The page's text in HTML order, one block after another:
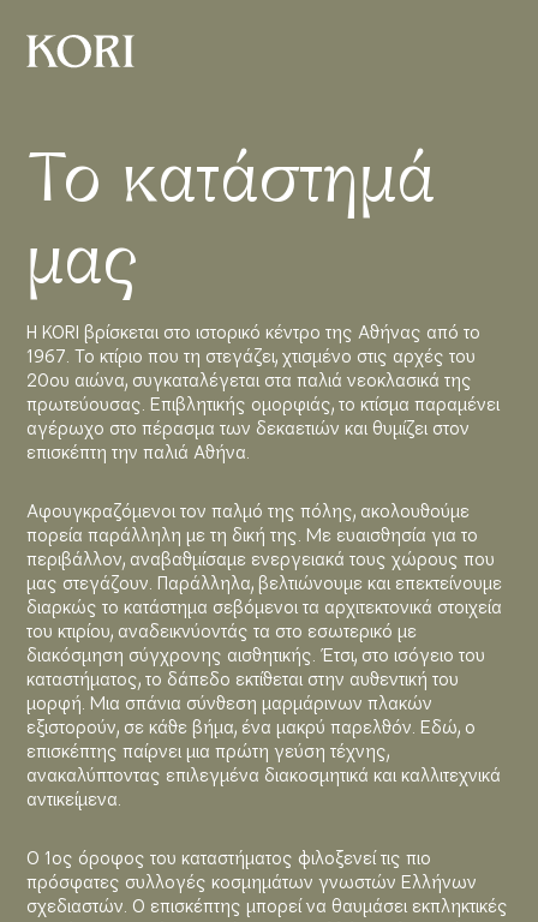
Το κατάστημά
μας
Η KORI βρίσκεται στο ιστορικό κέντρο της Αθήνας από το
1967. Το κτίριο που τη στεγάζει, χτισμένο στις αρχές του
20ου αιώνα, συγκαταλέγεται στα παλιά νεοκλασικά της
πρωτεύουσας. Επιβλητικής ομορφιάς, το κτίσμα παραμένει
αγέρωχο στο πέρασμα των δεκαετιών και θυμίζει στον
επισκέπτη την παλιά Αθήνα.
Αφουγκραζόμενοι τον παλμό της πόλης, ακολουθούμε
πορεία παράλληλη με τη δική της. Με ευαισθησία για το
περιβάλλον, αναβαθμίσαμε ενεργειακά τους χώρους που
μας στεγάζουν. Παράλληλα, βελτιώνουμε και επεκτείνουμε
διαρκώς το κατάστημα σεβόμενοι τα αρχιτεκτονικά στοιχεία
του κτιρίου, αναδεικνύοντάς τα στο εσωτερικό με
διακόσμηση σύγχρονης αισθητικής. Έτσι, στο ισόγειο του
καταστήματος, το δάπεδο εκτίθεται στην αυθεντική του
μορφή. Μια σπάνια σύνθεση μαρμάρινων πλακών
εξιστορούν, σε κάθε βήμα, ένα μακρύ παρελθόν. Εδώ, ο
επισκέπτης παίρνει μια πρώτη γεύση τέχνης,
ανακαλύπτοντας επιλεγμένα διακοσμητικά και καλλιτεχνικά
αντικείμενα.
Ο 1ος όροφος του καταστήματος φιλοξενεί τις πιο
πρόσφατες συλλογές κοσμημάτων γνωστών Ελλήνων
σχεδιαστών. Ο επισκέπτης μπορεί να θαυμάσει εκπληκτικές